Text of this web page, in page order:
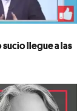
llegue a las